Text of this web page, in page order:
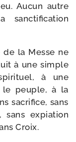
Aucun autre
sanc­ti­fi­ca­tion
de la Messe ne
à une simple
à une
le peuple, à la
sacri­fice, sans
sans expia­tion
Croix.